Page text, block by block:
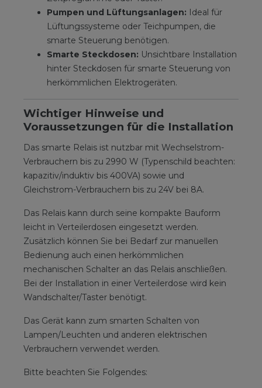
Pumpen und Lüftungsanlagen: Ideal für
Lüftungssysteme oder Teichpumpen, die
smarte Steuerung benötigen.
Smarte Steckdosen: Unsichtbare Installation
hinter Steckdosen für smarte Steuerung von
herkömmlichen Elektrogeräten.
Wichtiger Hinweise und
Voraussetzungen für die Installation
Das smarte Relais ist nutzbar mit Wechselstrom-
Verbrauchern bis zu 2990 W (Typenschild beachten:
kapazitiv/induktiv bis 400VA) sowie und
Gleichstrom-Verbrauchern bis zu 24V bei 8A.
Das Relais kann durch seine kompakte Bauform
leicht in Verteilerdosen eingesetzt werden.
Zusätzlich können Sie bei Bedarf zur manuellen
Bedienung auch einen herkömmlichen
mechanischen Schalter an das Relais anschließen.
Bei der Installation in einer Verteilerdose wird kein
Wandschalter/Taster benötigt.
Das Gerät kann zum smarten Schalten von
Lampen/Leuchten und anderen elektrischen
Verbrauchern verwendet werden.
Bitte beachten Sie Folgendes: